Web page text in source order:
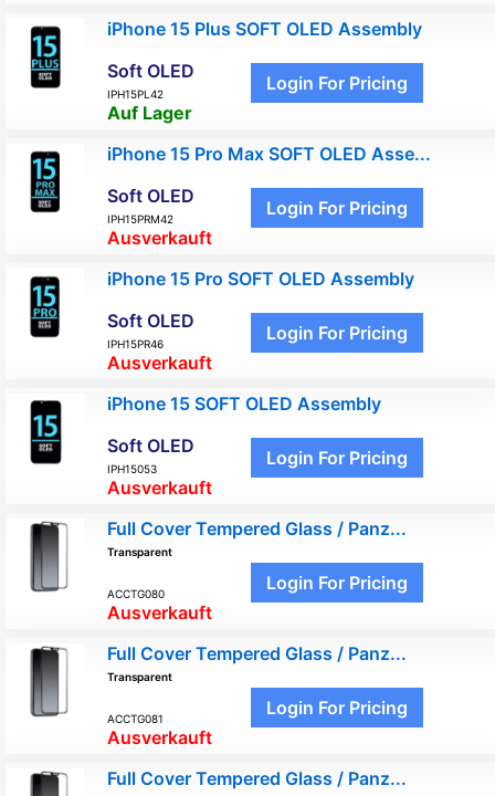
iPhone 15 Plus SOFT OLED Assembly
Soft OLED
IPH15PL42
Auf Lager
Login For Pricing
iPhone 15 Pro Max SOFT OLED Asse...
Soft OLED
IPH15PRM42
Ausverkauft
Login For Pricing
iPhone 15 Pro SOFT OLED Assembly
Soft OLED
IPH15PR46
Ausverkauft
Login For Pricing
iPhone 15 SOFT OLED Assembly
Soft OLED
IPH15053
Ausverkauft
Login For Pricing
Full Cover Tempered Glass / Panz...
Transparent
ACCTG080
Ausverkauft
Login For Pricing
Full Cover Tempered Glass / Panz...
Transparent
ACCTG081
Ausverkauft
Login For Pricing
Full Cover Tempered Glass / Panz...